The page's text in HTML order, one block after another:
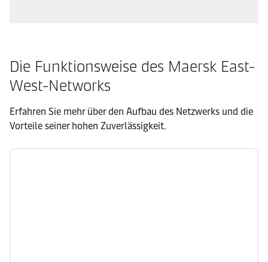
Die Funktionsweise des Maersk East-
West-Networks
Erfahren Sie mehr über den Aufbau des Netzwerks und die
Vorteile seiner hohen Zuverlässigkeit.